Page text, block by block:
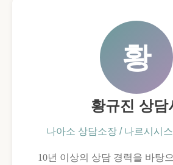
황
황규진 상담
나아소 상담소장 / 나르시시
10년 이상의 상담 경력을 바탕